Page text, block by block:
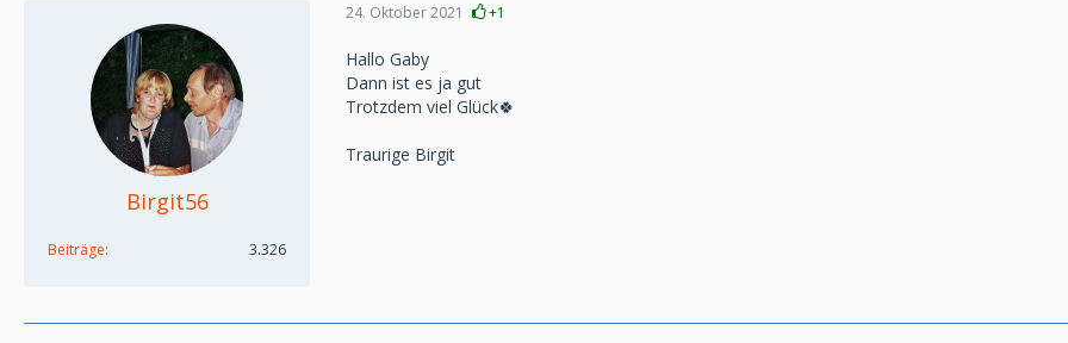
Birgit56
Beiträge 3.326
24. Oktober 2021 +1
Hallo Gaby
Dann ist es ja gut
Trotzdem viel Glück🍀
Traurige Birgit